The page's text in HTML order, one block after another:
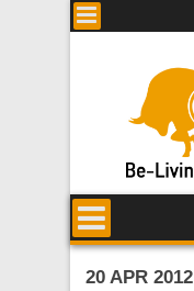
20 APR 2012